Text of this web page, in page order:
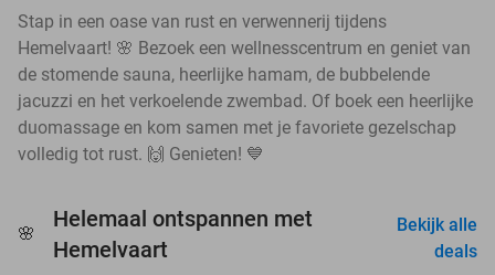
Stap in een oase van rust en verwennerij tijdens
Hemelvaart! 🌸 Bezoek een wellnesscentrum en geniet van
de stomende sauna, heerlijke hamam, de bubbelende
jacuzzi en het verkoelende zwembad. Of boek een heerlijke
duomassage en kom samen met je favoriete gezelschap
volledig tot rust. 🙌 Genieten! 💙
🌸
Helemaal ontspannen met
Hemelvaart
Bekijk alle
deals
favorite_border